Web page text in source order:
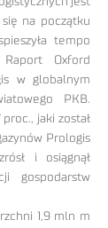
na początku
tempo
Oxford
w globalnym
PKB.
jaki został
Prologis
i osiągnął
gospodarstw
1,9 mln m